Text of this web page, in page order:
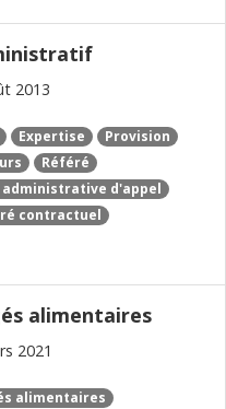
2013
Expertise
Provision
Référé
administrative d'appel
contractuel
alimentaires
2021
alimentaires